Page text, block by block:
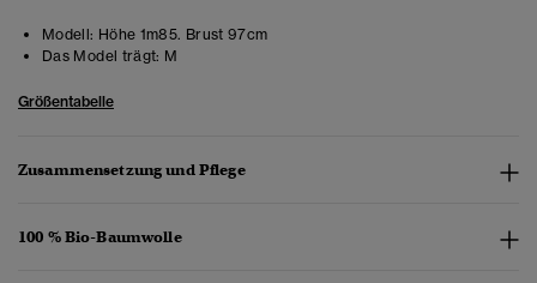
Modell: Höhe 1m85. Brust 97cm
Das Model trägt: M
Größentabelle
Zusammensetzung und Pflege
100 % Bio-Baumwolle